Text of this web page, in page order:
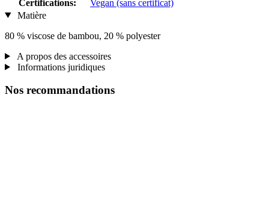
Certifications:
Vegan (sans certificat)
Matière
80 % viscose de bambou, 20 % polyester
A propos des accessoires
Informations juridiques
Nos recommandations